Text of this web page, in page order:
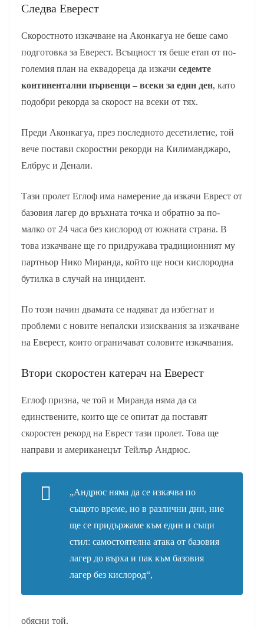
Следва Еверест
Скоростното изкачване на Аконкагуа не беше само
подготовка за Еверест. Всъщност тя беше етап от по-
големия план на еквадореца да изкачи седемте
континентални първенци – всеки за един ден, като
подобри рекорда за скорост на всеки от тях.
Преди Аконкагуа, през последното десетилетие, той
вече постави скоростни рекорди на Килиманджаро,
Елбрус и Денали.
Тази пролет Еглоф има намерение да изкачи Еврест от
базовия лагер до връхната точка и обратно за по-
малко от 24 часа без кислород от южната страна. В
това изкачване ще го придружава традиционният му
партньор Нико Миранда, който ще носи кислородна
бутилка в случай на инцидент.
По този начин двамата се надяват да избегнат и
проблеми с новите непалски изисквания за изкачване
на Еверест, които ограничават соловите изкачвания.
Втори скоростен катерач на Еверест
Еглоф призна, че той и Миранда няма да са
единствените, които ще се опитат да поставят
скоростен рекорд на Еврест тази пролет. Това ще
направи и американецът Тейлър Андрюс.
„Андрюс няма да се изкачва по
същото време, но в различни дни, ние
ще се придържаме към един и същи
стил: самостоятелна атака от базовия
лагер до върха и пак към базовия
лагер без кислород“,
обясни той.